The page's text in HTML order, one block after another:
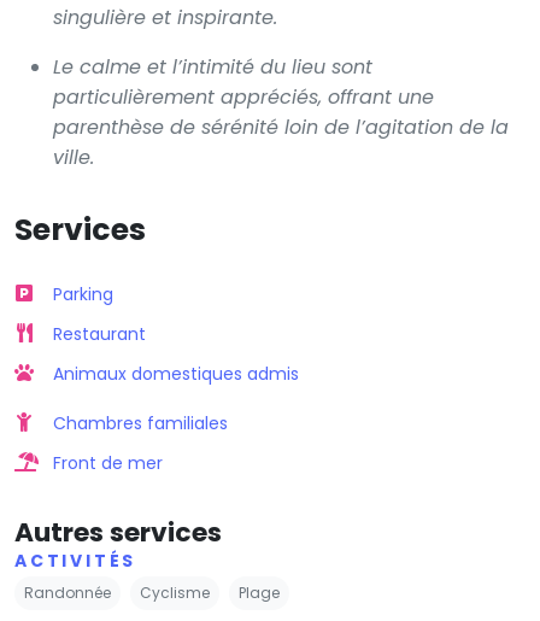
singulière et inspirante.
Le calme et l’intimité du lieu sont
particulièrement appréciés, offrant une
parenthèse de sérénité loin de l’agitation de la
ville.
Services
Parking
Restaurant
Animaux domestiques admis
Chambres familiales
Front de mer
Autres services
ACTIVITÉS
Randonnée Cyclisme Plage